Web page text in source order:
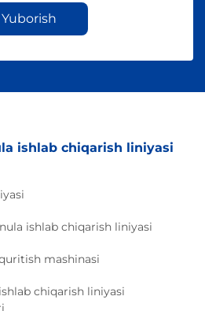
Yuborish
ishlab chiqarish liniyasi
ishlab chiqarish liniyasi
mashinasi
chiqarish liniyasi